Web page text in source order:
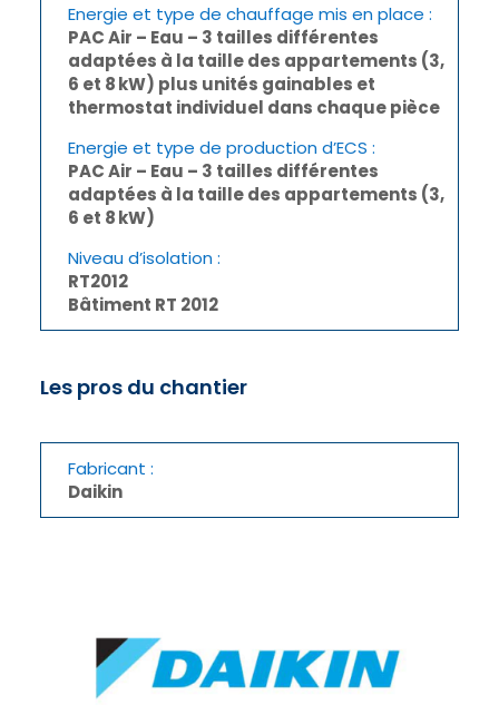
Energie et type de chauffage mis en place :
PAC Air – Eau – 3 tailles différentes
adaptées à la taille des appartements (3,
6 et 8 kW) plus unités gainables et
thermostat individuel dans chaque pièce
Energie et type de production d’ECS :
PAC Air – Eau – 3 tailles différentes
adaptées à la taille des appartements (3,
6 et 8 kW)
Niveau d’isolation :
RT2012
Bâtiment RT 2012
Les pros du chantier
Fabricant :
Daikin